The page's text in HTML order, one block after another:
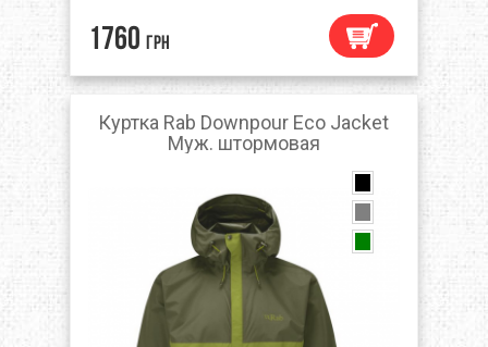
1760 грн
Куртка Rab Downpour Eco Jacket
Муж. штормовая